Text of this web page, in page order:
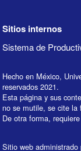
Sitios internos
Sistema de
Hecho en México,
reservados 2021.
Esta página y sus
no se mutile, se cite la
De otra forma,
Sitio web